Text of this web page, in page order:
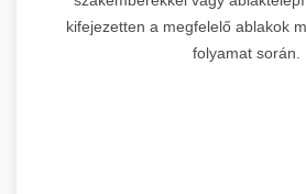
kifejezetten a megfelelő ablakok
folyamat során.